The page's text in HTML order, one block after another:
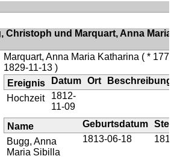
Christoph und Marquart, Anna Maria
Marquart, Anna Maria Katharina ( *
1829-11-13 )
Ereignis
Datum Ort
Beschreibung
Hochzeit
1812-
11-09
Name Geburtsdatum
Bugg, Anna
Maria Sibilla
1813-06-18